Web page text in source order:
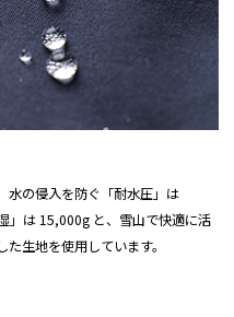
水の侵入を防ぐ「耐水圧」は
」は 15,000g と、雪山で快適に活
生地を使用しています。